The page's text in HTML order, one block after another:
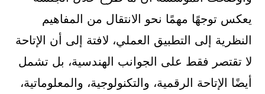
يعكس توجهًا مهمًا نحو الانتقال من المفاهيم
النظرية إلى التطبيق العملي، لافتة إلى أن الإتاحة
لا تقتصر فقط على الجوانب الهندسية، بل تشمل
أيضًا الإتاحة الرقمية، والتكنولوجية، والمعلوماتية،